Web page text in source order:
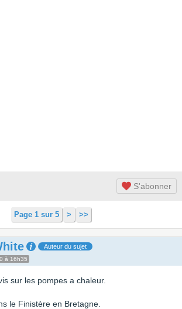
S'abonner
Page 1 sur 5 > >>
Auteur du sujet
à 16h35
sur les pompes a chaleur.
le Finistère en Bretagne.